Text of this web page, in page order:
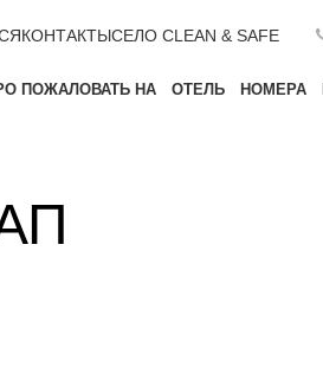
КОНТАКТЫСЕЛО CLEAN & SAFE
ПОЖАЛОВАТЬ НА ОТЕЛЬ НОМЕРА